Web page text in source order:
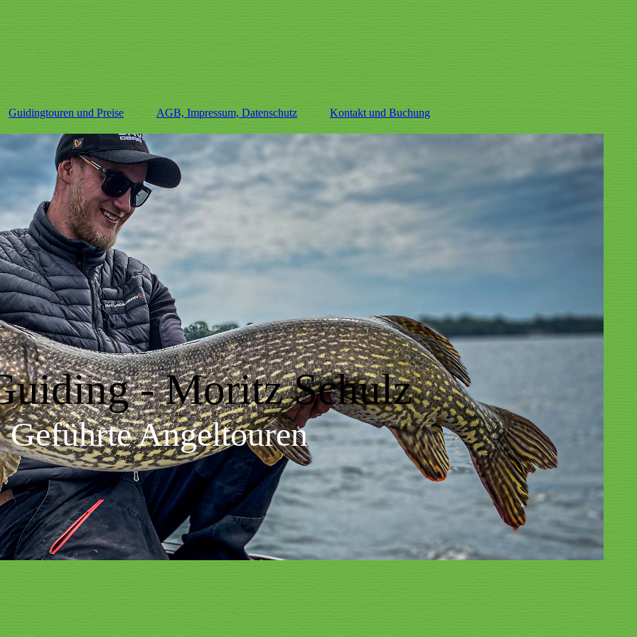
Guidingtouren und Preise AGB, Impressum, Datenschutz Kontakt und Buchung
- Moritz Schulz
Geführte Angeltouren